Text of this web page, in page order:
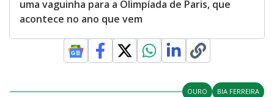
uma vaguinha para a Olimpíada de Paris, que
acontece no ano que vem
OURO BIA FERREIRA